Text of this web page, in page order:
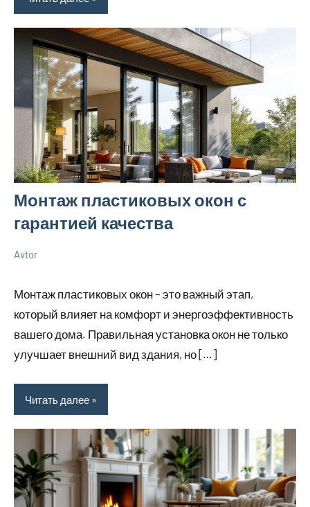
Монтаж пластиковых окон с
гарантией качества
ремонте
2026
Avtor
Монтаж пластиковых окон – это важный этап,
который влияет на комфорт и энергоэффективность
вашего дома. Правильная установка окон не только
улучшает внешний вид здания, но […]
Читать далее